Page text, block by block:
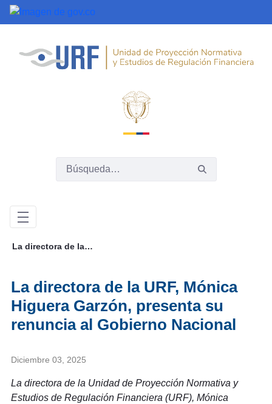
Saltar al contenido principal
La directora de la URF, Mónica Higuera Garzón, presenta su renuncia al Gobierno Nacional
La directora de la URF, Mónica
Higuera Garzón, presenta su
renuncia al Gobierno Nacional
Diciembre 03, 2025
La directora de la Unidad de Proyección Normativa y
Estudios de Regulación Financiera (URF), Mónica